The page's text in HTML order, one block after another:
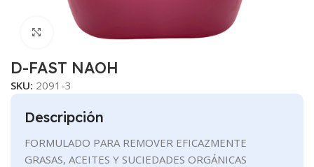
Clic para ampliar
D-FAST NAOH
SKU: 2091-3
Descripción
FORMULADO PARA REMOVER EFICAZMENTE
GRASAS, ACEITES Y SUCIEDADES ORGÁNICAS